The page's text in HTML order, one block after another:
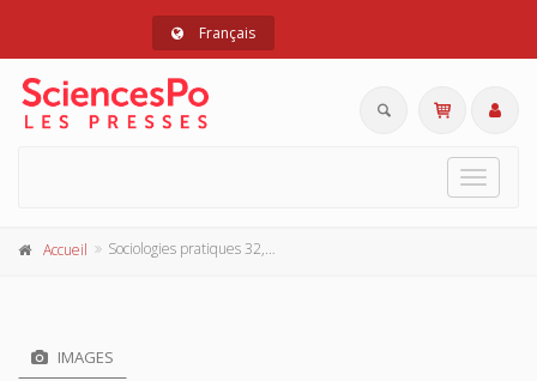
Français
Toggle
Accueil Sociologies pratiques 32, 2016
IMAGES